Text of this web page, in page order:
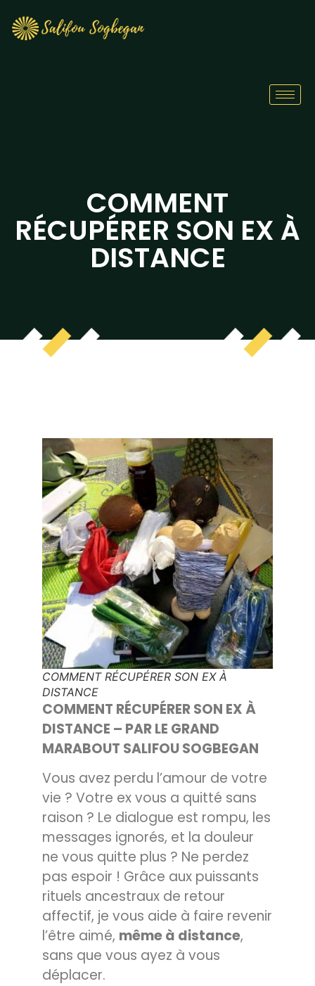
COMMENT
RÉCUPÉRER SON EX À
DISTANCE
COMMENT RÉCUPÉRER SON EX À
DISTANCE
COMMENT RÉCUPÉRER SON EX À
DISTANCE – PAR LE GRAND
MARABOUT SALIFOU SOGBEGAN
Vous avez perdu l’amour de votre
vie ? Votre ex vous a quitté sans
raison ? Le dialogue est rompu, les
messages ignorés, et la douleur
ne vous quitte plus ? Ne perdez
pas espoir ! Grâce aux puissants
rituels ancestraux de retour
affectif, je vous aide à faire revenir
l’être aimé, même à distance,
sans que vous ayez à vous
déplacer.